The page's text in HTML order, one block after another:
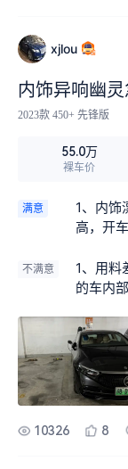
xjlou
内饰异响幽
2023款 450+ 先锋版
55.0万
裸车价
满意
1、内饰
高，开
不满意
1、用料
的车内
并伴有
门和后
手，探
7、自适
估是探
形极差
10326 8